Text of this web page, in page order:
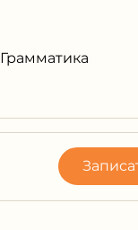
Грамматика